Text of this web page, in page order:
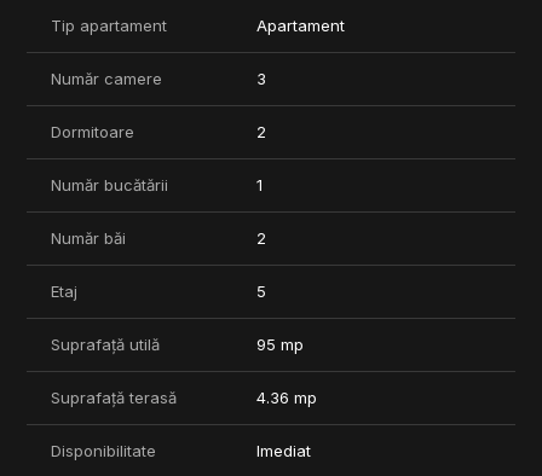
- 2 dormitoare confortabile
- 2 bai finisate
Avantaje:
- Pozitie excelenta, la cateva minute de parc si restaurante
- Mobilier modern si electrocasnice incluse
Pentru detalii si programarea unei vizionari, va invitam sa ne
contactati.
Comision 0%
Tip apartament Apartament
Număr camere 3
Dormitoare 2
Număr bucătării 1
Număr băi 2
Etaj 5
Suprafață utilă 95 mp
Suprafață terasă 4.36 mp
Disponibilitate Imediat